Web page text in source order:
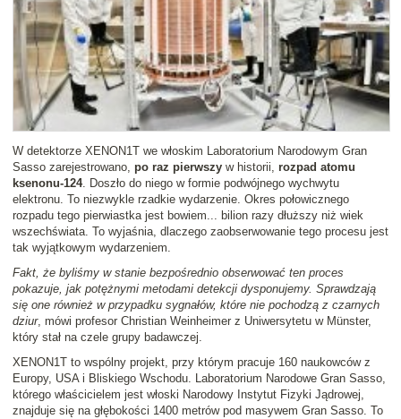
W detektorze XENON1T we włoskim Laboratorium Narodowym Gran
Sasso zarejestrowano, po raz pierwszy w historii, rozpad atomu
ksenonu-124. Doszło do niego w formie podwójnego wychwytu
elektronu. To niezwykle rzadkie wydarzenie. Okres połowicznego
rozpadu tego pierwiastka jest bowiem... bilion razy dłuższy niż wiek
wszechświata. To wyjaśnia, dlaczego zaobserwowanie tego procesu jest
tak wyjątkowym wydarzeniem.
Fakt, że byliśmy w stanie bezpośrednio obserwować ten proces
pokazuje, jak potężnymi metodami detekcji dysponujemy. Sprawdzają
się one również w przypadku sygnałów, które nie pochodzą z czarnych
dziur, mówi profesor Christian Weinheimer z Uniwersytetu w Münster,
który stał na czele grupy badawczej.
XENON1T to wspólny projekt, przy którym pracuje 160 naukowców z
Europy, USA i Bliskiego Wschodu. Laboratorium Narodowe Gran Sasso,
którego właścicielem jest włoski Narodowy Instytut Fizyki Jądrowej,
znajduje się na głębokości 1400 metrów pod masywem Gran Sasso. To